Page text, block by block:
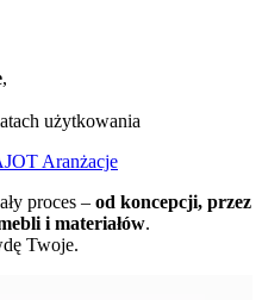
,
użytkowania
Aranżacje
proces – od koncepcji, przez
i materiałów.
Twoje.